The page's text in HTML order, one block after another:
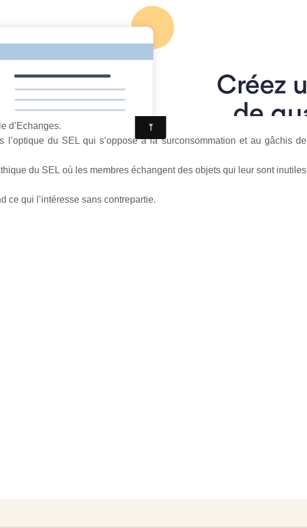
Newsletter Agenda
le blé
d’Echanges.
l’optique du SEL qui s’oppose à la surconsommation et au gâchis de
du SEL où les membres échangent des objets qui leur sont inutiles
ce qui l’intéresse sans contrepartie.